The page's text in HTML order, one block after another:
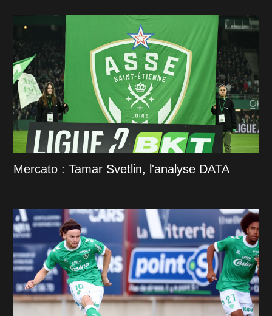
Mercato : Tamar Svetlin, l'analyse DATA